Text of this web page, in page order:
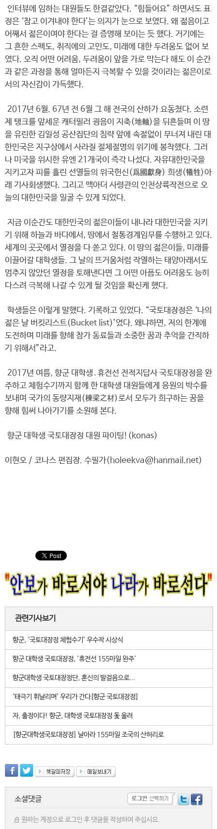
인터뷰에 임하는 대원들도 한결같았다. “힘들어요” 하면서도 표
정은 ‘참고 이겨내야 한다’는 의지가 눈으로 보였다. 왜 젊음이고
어째서 젊은이여야 한다는 걸 증명해 보이는 듯 했다. 거기에는
그 흔한 스펙도, 취직에의 고민도, 미래에 대한 두려움도 없어 보
였다. 오직 어떤 어려움, 두려움이 앞을 가로 막는다 해도 이 순간
과 같은 과정을 통해 얼마든지 극복할 수 있을 것이라는 젊은이로
서의 자신감이 가득했다.
2017년 6월. 67년 전 6월 그 해 전국의 산하가 요동쳤다. 소련
제 탱크를 앞세운 캐터필러 굉음이 지축(地軸)을 뒤흔들며 이 땅
을 유린한 김일성 공산집단의 침략 앞에 속절없이 무너져 내린 대
한민국은 지구상에서 사라질 절체절명의 위기에 봉착했다. 그러
나 미국을 위시한 유엔 21개국이 즉각 나섰다. 자유대한민국을
지키고자 피를 흘린 선열들의 위국헌신(爲國獻身) 희생(犧牲)아
래 기사회생했다. 그리고 맥아더 사령관의 인천상륙작전으로 오
늘의 대한민국을 일굴 수 있게 되었다.
지금 이순간도 대한민국의 젊은이들이 내나라 대한민국을 지키
기 위해 하늘과 바다에서, 땅에서 철통경계임무를 수행하고 있다.
세계의 곳곳에서 열정을 다 쏟고 있다. 이 땅의 젊은이들, 미래를
이끌어갈 대학생들. 그 날의 뜨거움처럼 작열하는 태양아래서도
멈추지 않았던 열정을 토해낸다면 그 어떤 아픔도 어려움도 능히
다스려 극복해 나갈 수 있게 될 것임을 확신케 했다.
학생들은 이렇게 말했다. 기록하고 있었다. “국토대장정은 ‘나의
젊은 날 버킷리스트(Bucket list)’였다. 왜냐하면, 저의 한계에
도전하며 미래를 향해 참가 동료들과 소중한 꿈과 추억을 간직하
기 위해서”라고.
2017년 여름, 향군 대학생․휴전선 전적지답사 국토대장정을 완
주하고 체험수기까지 함께 한 대학생 대원들에게 응원의 박수를
보내며 국가의 동량지재(棟梁之材)로서 모두가 희구하는 꿈을
향해 힘써 나아가기를 소원해 본다.
향군 대학생 국토대장정 대원 파이팅!(konas)
이현오 / 코나스 편집장. 수필가(holeekva@hanmail.net)
관련기사보기
향군, ‘국토대장정 체험수기’ 우수작 시상식
향군 대학생 국토대장정, '휴전선 155마일 완주'
향군대학생 국토대장정단, 혼신의 발걸음으로...
‘태극기 휘날리며’ 우리가 간다[향군 국토대장정]
자, 출정이다! 향군, 대학생 국토대장정 돛 올려
[향군대학생국토대장정] 날아라 155마일 조국의 산허리로
소셜댓글
원하는 계정으로 로그인 후 댓글을 작성하여 주십시요.